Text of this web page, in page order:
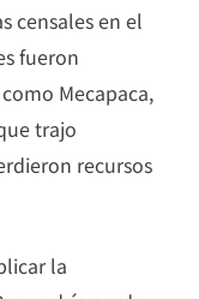
censales en el
fueron
Mecapaca,
trajo
recursos
la